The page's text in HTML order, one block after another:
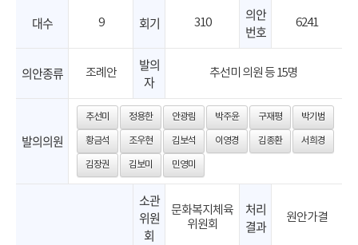
대수 9 회기 310
의안
번호
6241
의안종류 조례안
발의
자
추선미 의원 등 15명
발의의원
추선미 정용한 안광림 박주윤 구재평 박기범
황금석 조우현 김보석 이영경 김종환 서희경
김장권 김보미 민영미
소관
위원
회
문화복지체육
위원회
처리
결과
원안가결